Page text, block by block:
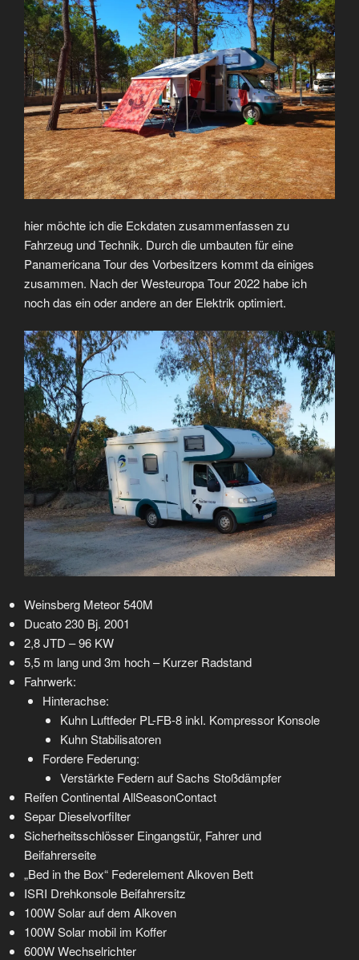
hier möchte ich die Eckdaten zusammenfassen zu
Fahrzeug und Technik. Durch die umbauten für eine
Panamericana Tour des Vorbesitzers kommt da einiges
zusammen. Nach der Westeuropa Tour 2022 habe ich
noch das ein oder andere an der Elektrik optimiert.
Weinsberg Meteor 540M
Ducato 230 Bj. 2001
2,8 JTD – 96 KW
5,5 m lang und 3m hoch – Kurzer Radstand
Fahrwerk:
Hinterachse:
Kuhn Luftfeder PL-FB-8 inkl. Kompressor Konsole
Kuhn Stabilisatoren
Fordere Federung:
Verstärkte Federn auf Sachs Stoßdämpfer
Reifen Continental AllSeasonContact
Separ Dieselvorfilter
Sicherheitsschlösser Eingangstür, Fahrer und
Beifahrerseite
„Bed in the Box“ Federelement Alkoven Bett
ISRI Drehkonsole Beifahrersitz
100W Solar auf dem Alkoven
100W Solar mobil im Koffer
600W Wechselrichter